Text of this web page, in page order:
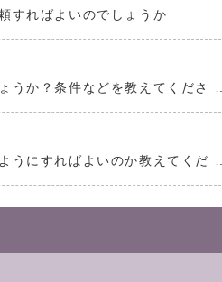
すればよいのでしょうか
うか？条件などを教えてくださ …
うにすればよいのか教えてくだ …